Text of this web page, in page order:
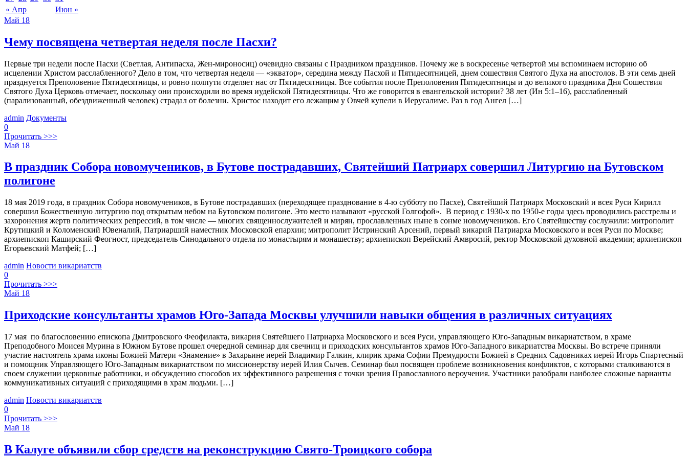
« Апр Июн »
Май 18
Чему посвящена четвертая неделя после Пасхи?
Первые три недели после Пасхи (Светлая, Антипасха, Жен-мироносиц) очевидно связаны с Праздником праздников. Почему же в воскресенье четвертой мы вспоминаем историю об
исцелении Христом расслабленного? Дело в том, что четвертая неделя — «экватор», середина между Пасхой и Пятидесятницей, днем сошествия Святого Духа на апостолов. В эти семь дней
празднуется Преполовение Пятидесятницы, и ровно полпути отделяет нас от Пятидесятницы. Все события после Преполовения Пятидесятницы и до великого праздника Дня Сошествия
Святого Духа Церковь отмечает, поскольку они происходили во время иудейской Пятидесятницы. Что же говорится в евангельской истории? 38 лет (Ин 5:1–16), расслабленный
(парализованный, обездвиженный человек) страдал от болезни. Христос находит его лежащим у Овчей купели в Иерусалиме. Раз в год Ангел […]
admin Документы
0
Прочитать >>>
Май 18
В праздник Собора новомучеников, в Бутове пострадавших, Святейший Патриарх совершил Литургию на Бутовском
полигоне
18 мая 2019 года, в праздник Собора новомучеников, в Бутове пострадавших (переходящее празднование в 4-ю субботу по Пасхе), Святейший Патриарх Московский и всея Руси Кирилл
совершил Божественную литургию под открытым небом на Бутовском полигоне. Это место называют «русской Голгофой». В период с 1930-х по 1950-е годы здесь проводились расстрелы и
захоронения жертв политических репрессий, в том числе — многих священнослужителей и мирян, прославленных ныне в сонме новомучеников. Его Святейшеству сослужили: митрополит
Крутицкий и Коломенский Ювеналий, Патриарший наместник Московской епархии; митрополит Истринский Арсений, первый викарий Патриарха Московского и всея Руси по Москве;
архиепископ Каширский Феогност, председатель Синодального отдела по монастырям и монашеству; архиепископ Верейский Амвросий, ректор Московской духовной академии; архиепископ
Егорьевский Матфей; […]
admin Новости викариатств
0
Прочитать >>>
Май 18
Приходские консультанты храмов Юго-Запада Москвы улучшили навыки общения в различных ситуациях
17 мая по благословению епископа Дмитровского Феофилакта, викария Святейшего Патриарха Московского и всея Руси, управляющего Юго-Западным викариатством, в храме
Преподобного Моисея Мурина в Южном Бутове прошел очередной семинар для свечниц и приходских консультантов храмов Юго-Западного викариатства Москвы. Во встрече приняли
участие настоятель храма иконы Божией Матери «Знамение» в Захарьине иерей Владимир Галкин, клирик храма Софии Премудрости Божией в Средних Садовниках иерей Игорь Спартесный
и помощник Управляющего Юго-Западным викариатством по миссионерству иерей Илия Сычев. Семинар был посвящен проблеме возникновения конфликтов, с которыми сталкиваются в
своем служении церковные работники, и обсуждению способов их эффективного разрешения с точки зрения Православного вероучения. Участники разобрали наиболее сложные варианты
коммуникативных ситуаций с приходящими в храм людьми. […]
admin Новости викариатств
0
Прочитать >>>
Май 18
В Калуге объявили сбор средств на реконструкцию Свято-Троицкого собора